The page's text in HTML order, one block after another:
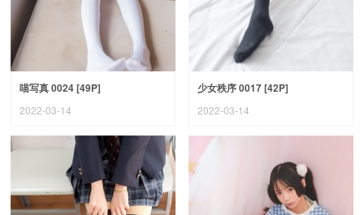
喵写真 0024 [49P]
2022-03-14
少女秩序 0017 [42P]
2022-03-14